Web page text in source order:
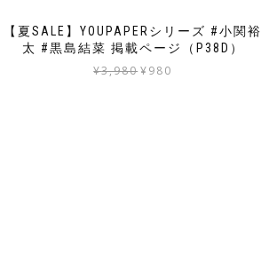
【夏SALE】YOUPAPERシリーズ #小関裕
太 #黒島結菜 掲載ページ（P38D）
¥3,980 元
¥980